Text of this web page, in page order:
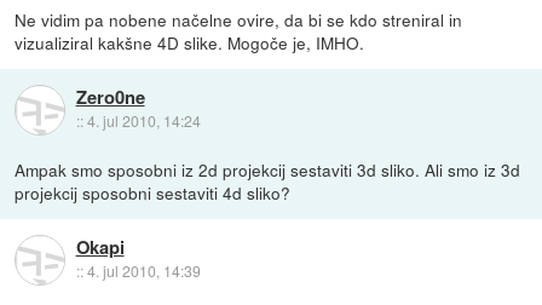
Ne vidim pa nobene načelne ovire, da bi se kdo streniral in
vizualiziral kakšne 4D slike. Mogoče je, IMHO.
Zero0ne
::4. jul 2010, 14:24
Ampak smo sposobni iz 2d projekcij sestaviti 3d sliko. Ali smo iz 3d
projekcij sposobni sestaviti 4d sliko?
Okapi
::4. jul 2010, 14:39